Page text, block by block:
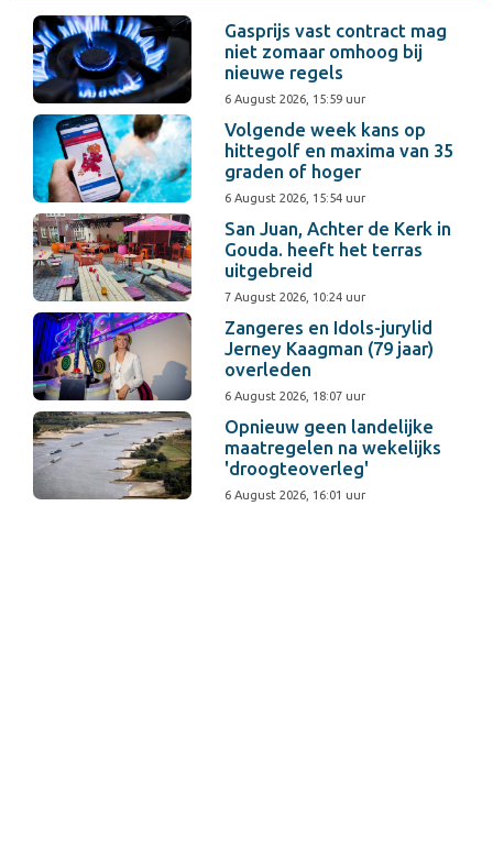
Gasprijs vast contract mag
niet zomaar omhoog bij
nieuwe regels
6 August 2026, 15:59 uur
Volgende week kans op
hittegolf en maxima van 35
graden of hoger
6 August 2026, 15:54 uur
San Juan, Achter de Kerk in
Gouda. heeft het terras
uitgebreid
7 August 2026, 10:24 uur
Zangeres en Idols-jurylid
Jerney Kaagman (79 jaar)
overleden
6 August 2026, 18:07 uur
Opnieuw geen landelijke
maatregelen na wekelijks
'droogteoverleg'
6 August 2026, 16:01 uur